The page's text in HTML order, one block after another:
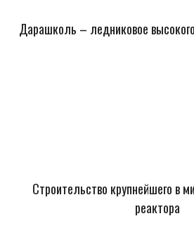
Дарашколь – ледниковое
Строительство крупнейшего в
реактора